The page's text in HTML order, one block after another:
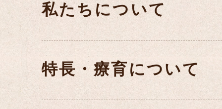
私たちについて
特長・療育について